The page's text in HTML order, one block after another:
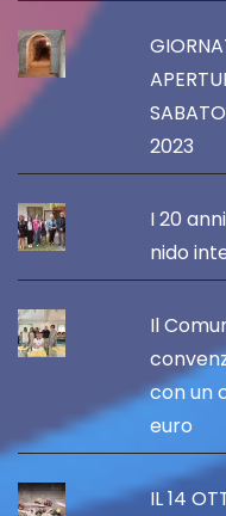
2023
I 20
nido
Il
con un
euro
IL 14